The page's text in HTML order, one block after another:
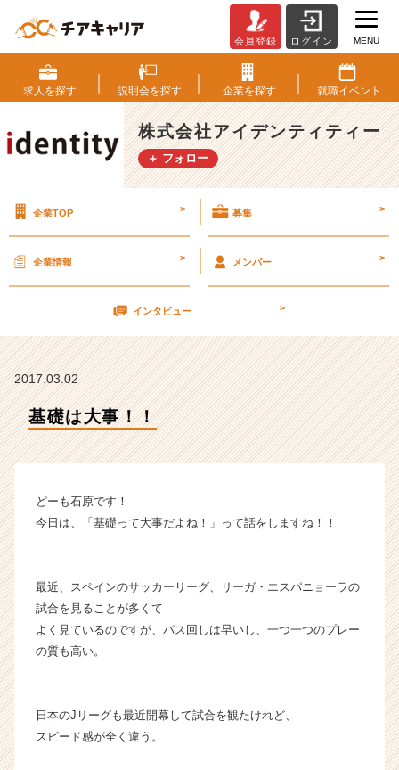
礎
は
大
事！！
【株
式
イ
テ
ィ
イ
ラ
|
ャ
ー・
成
ら
ス
会員登録 ログイン MENU
求人を探す 説明会を探す 企業を探す 就職イベント
株式会社アイデンティティー
＋ フォロー
企業TOP > 募集 >
企業情報 > メンバー >
インタビュー >
2017.03.02
基礎は大事！！
どーも石原です！
今日は、「基礎って大事だよね！」って話をしますね！！
最近、スペインのサッカーリーグ、リーガ・エスパニョーラの
試合を見ることが多くて
よく見ているのですが、パス回しは早いし、一つ一つのプレー
の質も高い。
日本のJリーグも最近開幕して試合を観たけれど、
スピード感が全く違う。